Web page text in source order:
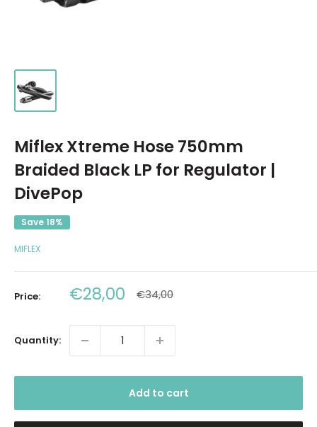
Miflex Xtreme Hose 750mm
Braided Black LP for Regulator |
DivePop
Save 18%
MIFLEX
Price: Sale
price
€28,00 Regular
price
€34,00
Quantity:
Add to cart